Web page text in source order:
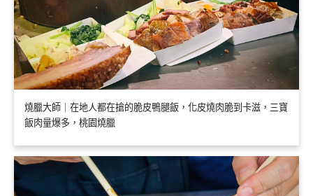
燒臘大師｜在地人都在搶的脆皮鴨腿飯，化皮燒肉脆到卡滋，三寶
飯肉量爆多，桃園燒臘